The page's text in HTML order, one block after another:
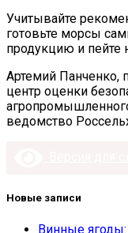
Учитывайте
готовьте морсы
продукцию и пейте
Артемий
центр оценки
ведомство
Новые записи
Винные